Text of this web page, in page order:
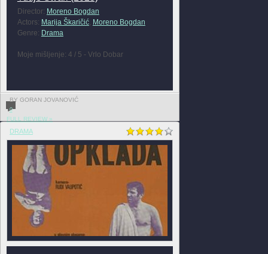
Director: Moreno Bogdan
Actors: Marija Škaričić, Moreno Bogdan
Genre: Drama
Moje mišljenje: 4 / 5 - Vrlo Dobar
BY GORAN JOVANOVIĆ
0
FULL REVIEW »
DRAMA